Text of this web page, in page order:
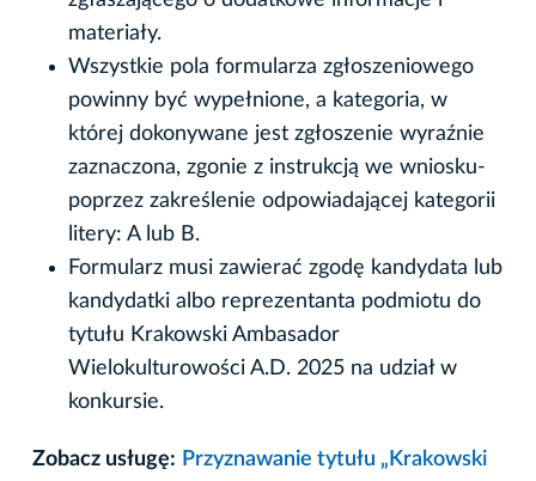
materiały.
Wszystkie pola formularza zgłoszeniowego
powinny być wypełnione, a kategoria, w
której dokonywane jest zgłoszenie wyraźnie
zaznaczona, zgonie z instrukcją we wniosku-
poprzez zakreślenie odpowiadającej kategorii
litery: A lub B.
Formularz musi zawierać zgodę kandydata lub
kandydatki albo reprezentanta podmiotu do
tytułu Krakowski Ambasador
Wielokulturowości A.D. 2025 na udział w
konkursie.
Zobacz usługę: Przyznawanie tytułu „Krakowski